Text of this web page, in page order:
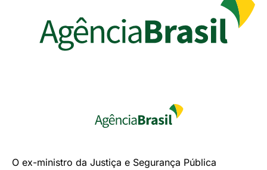
O ex-ministro da Justiça e Segurança Pública